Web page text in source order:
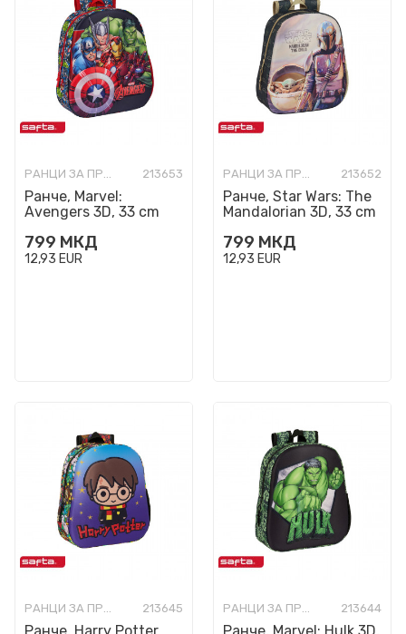
РАНЦИ ЗА ПРЕДУЧИЛИШНА ВОЗРАСТ 213653
Ранче, Marvel:
Avengers 3D, 33 cm
799 МКД
12,93 EUR
РАНЦИ ЗА ПРЕДУЧИЛИШНА ВОЗРАСТ 213652
Ранче, Star Wars: The
Mandalorian 3D, 33 cm
799 МКД
12,93 EUR
РАНЦИ ЗА ПРЕДУЧИЛИШНА ВОЗРАСТ 213645 РАНЦИ ЗА ПРЕДУЧИЛИШНА ВОЗРАСТ 213644